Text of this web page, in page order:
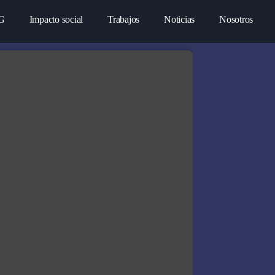
Impacto social Trabajos Noticias Nosotros